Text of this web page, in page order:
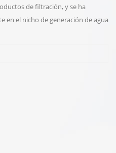
de filtración, y se ha
en el nicho de generación de agua